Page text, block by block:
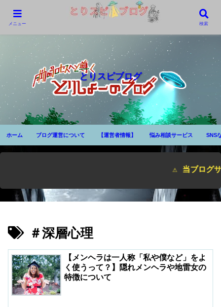
とりスピブログ
ホーム ブログ運営について 【運営者情報】 悩み相談サービス SNS
⚠ 当ブログサイ
＃深層心理
【メンヘラは一人称「私や僕など」をよ
く使うって？】隠れメンヘラや地雷女の
特徴について
メニュー 検索